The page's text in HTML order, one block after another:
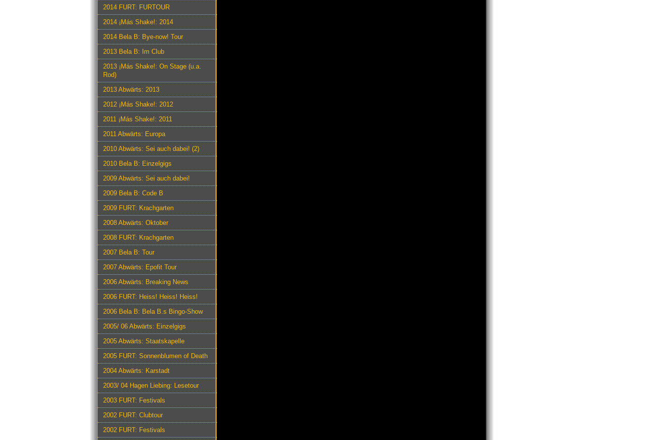
2014 FURT: FURTOUR
2014 ¡Más Shake!: 2014
2014 Bela B: Bye-now! Tour
2013 Bela B: Im Club
2013 ¡Más Shake!: On Stage (u.a.
Rod)
2013 Abwärts: 2013
2012 ¡Más Shake!: 2012
2011 ¡Más Shake!: 2011
2011 Abwärts: Europa
2010 Abwärts: Sei auch dabei! (2)
2010 Bela B: Einzelgigs
2009 Abwärts: Sei auch dabei!
2009 Bela B: Code B
2009 FURT: Krachgarten
2008 Abwärts: Oktober
2008 FURT: Krachgarten
2007 Bela B: Tour
2007 Abwärts: Epofit Tour
2006 Abwärts: Breaking News
2006 FURT: Heiss! Heiss! Heiss!
2006 Bela B: Bela B.s Bingo-Show
2005/ 06 Abwärts: Einzelgigs
2005 Abwärts: Staatskapelle
2005 FURT: Sonnenblumen of Death
2004 Abwärts: Karstadt
2003/ 04 Hagen Liebing: Lesetour
2003 FURT: Festivals
2002 FURT: Clubtour
2002 FURT: Festivals